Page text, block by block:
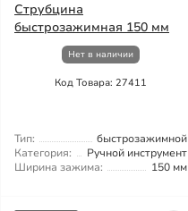
Струбцина
быстрозажимная 150 мм
Нет в наличии
Код Товара: 27411
Тип:
быстрозажимной
Категория:
Ручной инструмент
Ширина зажима:
150 мм